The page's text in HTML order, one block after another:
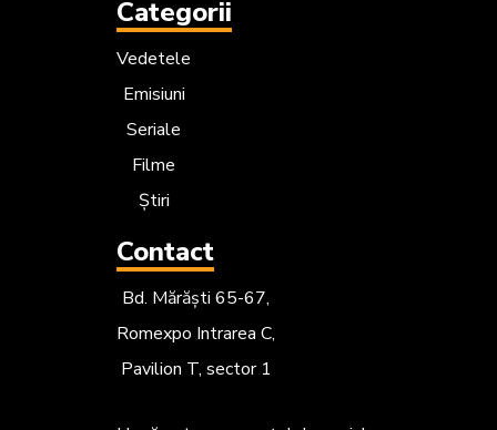
Categorii
Vedetele
Emisiuni
Seriale
Filme
Știri
Contact
Bd. Mărăști 65-67,
Romexpo Intrarea C,
Pavilion T, sector 1